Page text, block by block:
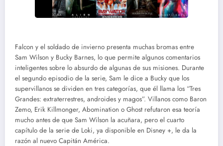
Falcon y el soldado de invierno presenta muchas bromas entre
Sam Wilson y Bucky Barnes, lo que permite algunos comentarios
inteligentes sobre lo absurdo de algunas de sus misiones. Durante
el segundo episodio de la serie, Sam le dice a Bucky que los
supervillanos se dividen en tres categorías, que él llama los “Tres
Grandes: extraterrestres, androides y magos”. Villanos como Baron
Zemo, Erik Killmonger, Abomination o Ghost refutaron esa teoría
mucho antes de que Sam Wilson la acuñara, pero el cuarto
capítulo de la serie de Loki, ya disponible en Disney +, le da la
razón al nuevo Capitán América.